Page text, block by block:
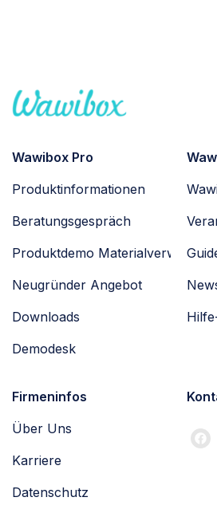
Wawibox Pro
Produktinformationen
Beratungsgespräch
Produktdemo Materialverwaltung
Neugründer Angebot
Downloads
Demodesk
Firmeninfos
Über Uns
Karriere
Datenschutz